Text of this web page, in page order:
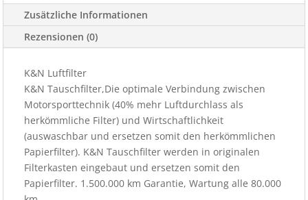
Zusätzliche Informationen
Rezensionen (0)
K&N Luftfilter
K&N Tauschfilter,Die optimale Verbindung zwischen
Motorsporttechnik (40% mehr Luftdurchlass als
herkömmliche Filter) und Wirtschaftlichkeit
(auswaschbar und ersetzen somit den herkömmlichen
Papierfilter). K&N Tauschfilter werden in originalen
Filterkasten eingebaut und ersetzen somit den
Papierfilter. 1.500.000 km Garantie, Wartung alle 80.000